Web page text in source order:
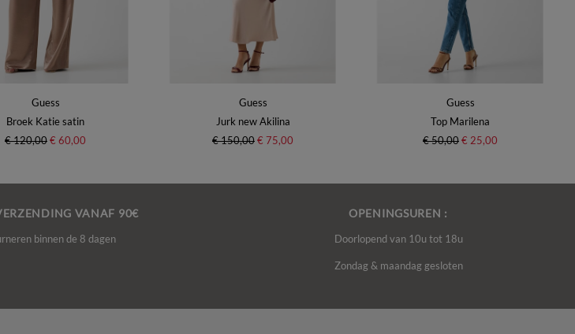
Guess
Broek Katie satin
€ 120,00€ 60,00
Guess
Jurk new Akilina
€ 150,00€ 75,00
Guess
Top Marilena
€ 50,00€ 25,00
VANAF 90€
binnen de 8 dagen
OPENINGSUREN :
Doorlopend van 10u tot 18u
Zondag & maandag gesloten